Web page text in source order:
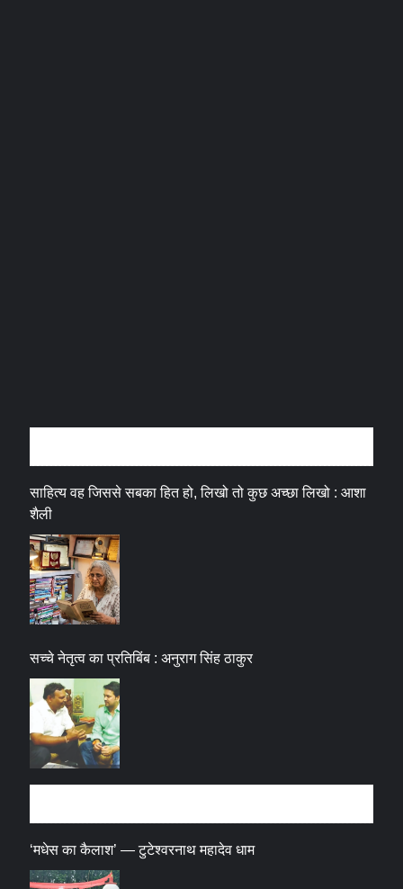
साहित्य वह जिससे सबका हित हो, लिखो तो कुछ अच्छा लिखो : आशा
शैली
सच्चे नेतृत्व का प्रतिबिंब : अनुराग सिंह ठाकुर
‘मधेस का कैलाश’ — टुटेश्वरनाथ महादेव धाम